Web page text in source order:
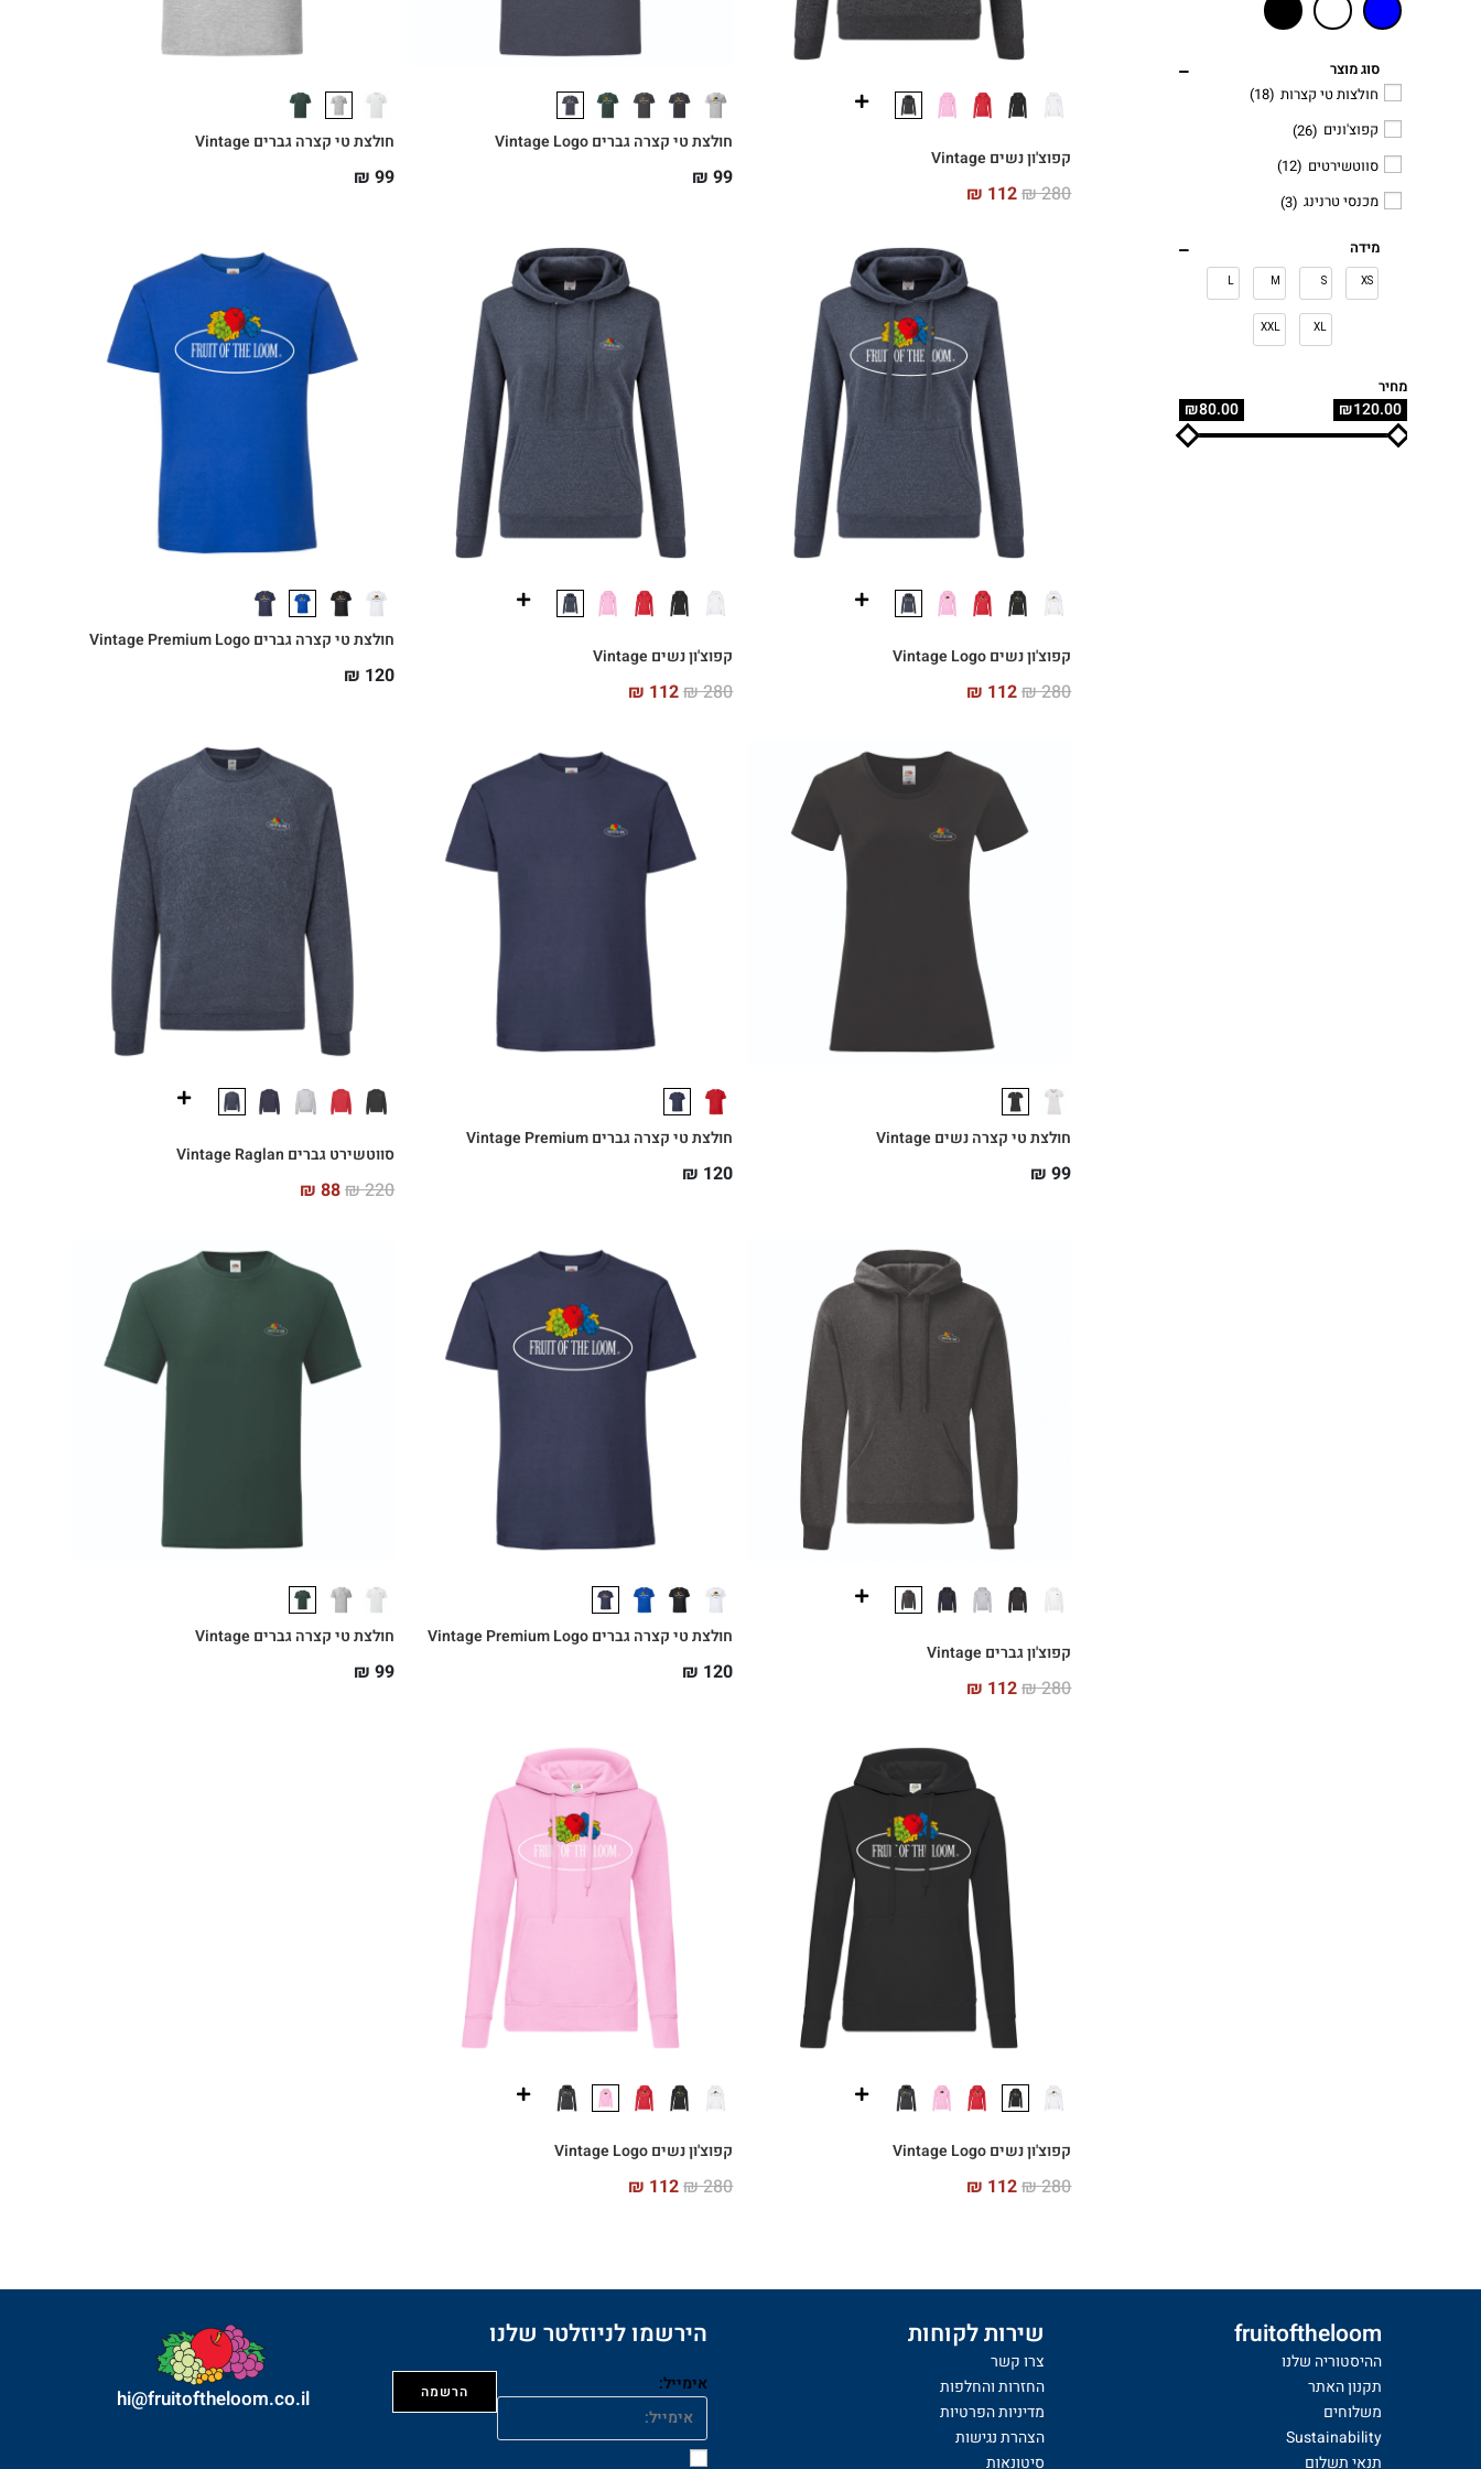
קפוצ'ון נשים Vintage
₪280
₪ 112
חולצת טי קצרה גברים Vintage Logo
₪ 99
חולצת טי קצרה גברים Vintage
₪ 99
קפוצ'ון נשים Vintage Logo
₪280
₪ 112
קפוצ'ון נשים Vintage
₪280
₪ 112
חולצת טי קצרה גברים Vintage Premium Logo
₪ 120
חולצת טי קצרה נשים Vintage
₪ 99
חולצת טי קצרה גברים Vintage Premium
₪ 120
סווטשירט גברים Vintage Raglan
₪220
₪ 88
קפוצ'ון גברים Vintage
₪280
₪ 112
חולצת טי קצרה גברים Vintage Premium Logo
₪ 120
חולצת טי קצרה גברים Vintage
₪ 99
קפוצ'ון נשים Vintage Logo
₪280
₪ 112
קפוצ'ון נשים Vintage Logo
₪280
₪ 112
סוג מוצר
חולצות טי קצרות (18)
קפוצ'ונים (26)
סווטשירטים (12)
מכנסי טרנינג (3)
מידה
XS
S
M
L
XL
XXL
מחיר
₪80.00 ₪120.00
fruitoftheloom
ההיסטוריה שלנו
תקנון האתר
משלוחים
Sustainability
תנאי תשלום
שירות לקוחות
צרו קשר
החזרות והחלפות
מדיניות הפרטיות
הצהרת נגישות
סיטונאות
הירשמו לניוזלטר שלנו
אימייל:
hi@fruitoftheloom.co.il